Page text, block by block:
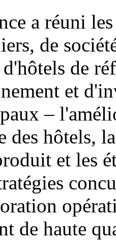
a réuni
de
de
et
–
des hôtels,
et les
de haute